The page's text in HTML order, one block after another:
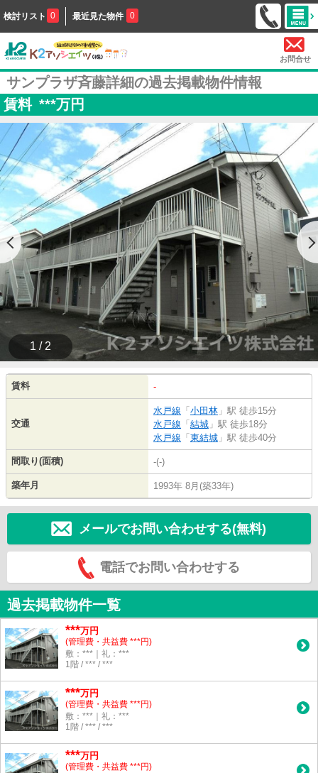
検討リスト 0 最近見た物件 0
お問合せ
サンプラザ斉藤詳細の過去掲載物件情報
賃料 ***万円
1 / 2
賃料 -
交通
水戸線 「 小田林 」駅 徒歩15分
水戸線 「 結城 」駅 徒歩18分
水戸線 「 東結城 」駅 徒歩40分
間取り(面積) -(-)
築年月 1993年 8月(築33年)
メールでお問い合わせする(無料)
電話でお問い合わせする
過去掲載物件一覧
***万円
(管理費・共益費 ***円)
敷：***｜礼：***
1階 / *** / ***
***万円
(管理費・共益費 ***円)
敷：***｜礼：***
1階 / *** / ***
***万円
(管理費・共益費 ***円)